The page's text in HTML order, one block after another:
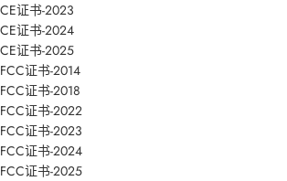
CE证书-2023
CE证书-2024
CE证书-2025
FCC证书-2014
FCC证书-2018
FCC证书-2022
FCC证书-2023
FCC证书-2024
FCC证书-2025